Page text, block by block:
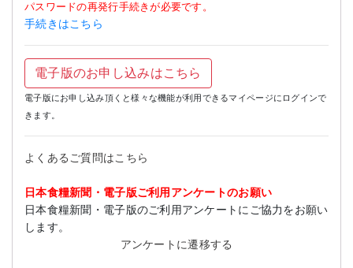
パスワードの再発行手続きが必要です。
手続きはこちら
電子版のお申し込みはこちら
電子版にお申し込み頂くと様々な機能が利用できるマイページにログインで
きます。
よくあるご質問はこちら
日本食糧新聞・電子版ご利用アンケートのお願い
日本食糧新聞・電子版のご利用アンケートにご協力をお願い
します。
アンケートに遷移する